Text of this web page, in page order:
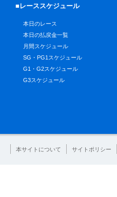
■レーススケジュール
本日のレース
本日の払戻金一覧
月間スケジュール
SG・PG1スケジュール
G1・G2スケジュール
G3スケジュール
本サイトについて サイトポリシー